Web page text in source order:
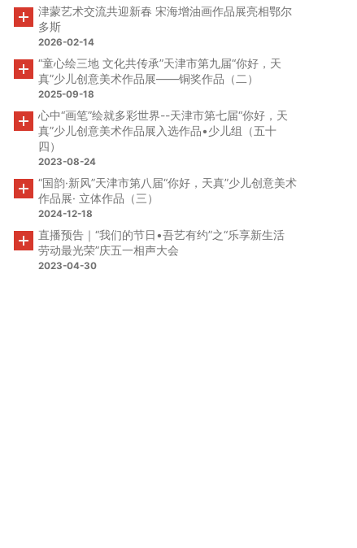
津蒙艺术交流共迎新春 宋海增油画作品展亮相鄂尔
多斯
2026-02-14
“童心绘三地 文化共传承”天津市第九届“你好，天
真”少儿创意美术作品展——铜奖作品（二）
2025-09-18
心中“画笔”绘就多彩世界--天津市第七届“你好，天
真”少儿创意美术作品展入选作品•少儿组（五十
四）
2023-08-24
“国韵·新风”天津市第八届“你好，天真”少儿创意美术
作品展· 立体作品（三）
2024-12-18
直播预告｜“我们的节日•吾艺有约”之“乐享新生活
劳动最光荣”庆五一相声大会
2023-04-30